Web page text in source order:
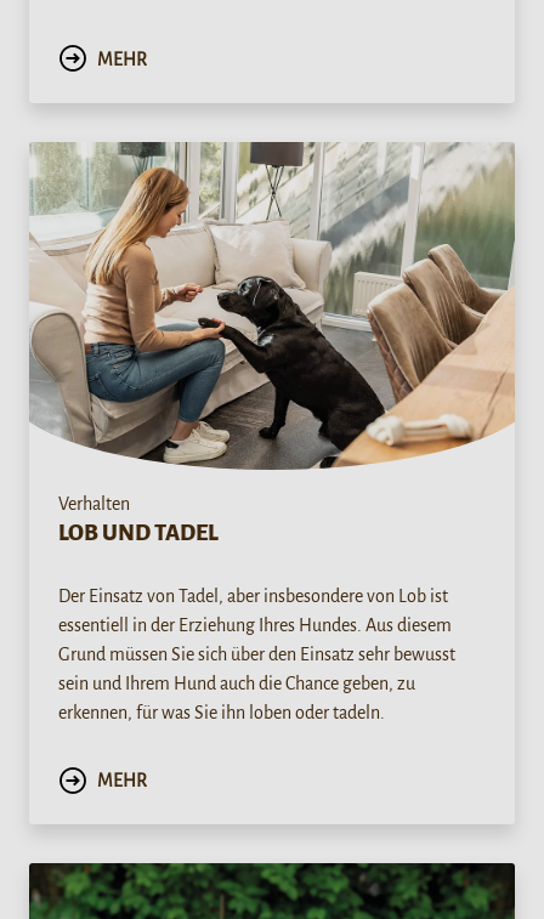
MEHR
Verhalten
LOB UND TADEL
Der Einsatz von Tadel, aber insbesondere von Lob ist
essentiell in der Erziehung Ihres Hundes. Aus diesem
Grund müssen Sie sich über den Einsatz sehr bewusst
sein und Ihrem Hund auch die Chance geben, zu
erkennen, für was Sie ihn loben oder tadeln.
MEHR